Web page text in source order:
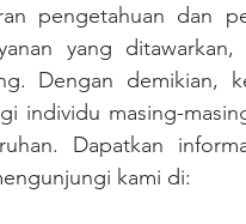
pengetahuan dan
yang
Dengan demikian,
individu masing-
Dapatkan
kami di: